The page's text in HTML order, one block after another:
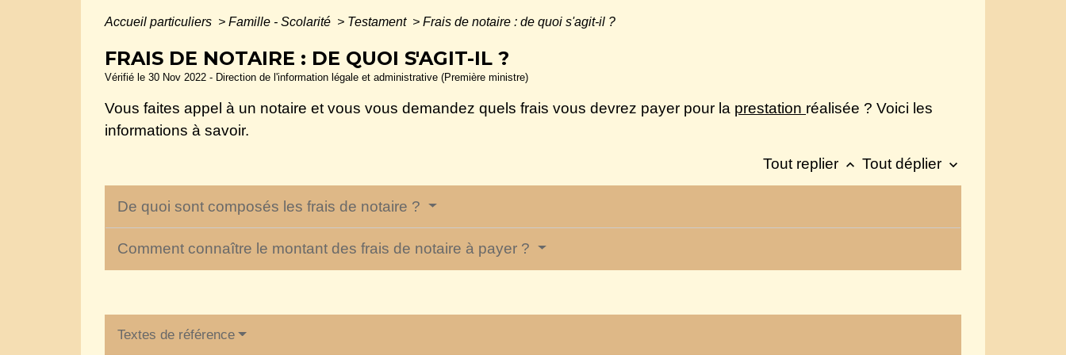
Accueil particuliers > Famille - Scolarité > Testament > Frais de notaire : de quoi s'agit-il ?
FRAIS DE NOTAIRE : DE QUOI S'AGIT-IL ?
Vérifié le 30 Nov 2022 - Direction de l'information légale et administrative (Première ministre)
Vous faites appel à un notaire et vous vous demandez quels frais vous devrez payer pour la prestation réalisée ? Voici les
informations à savoir.
Tout replier keyboard_arrow_up Tout déplier keyboard_arrow_down
De quoi sont composés les frais de notaire ?
Comment connaître le montant des frais de notaire à payer ?
Textes de référence